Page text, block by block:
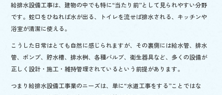
給排水設備工事は、建物の中でも特に“当たり前”として見られやすい分野
です。蛇口をひねれば水が出る、トイレを流せば排水される、キッチンや
浴室が清潔に使える。
こうした日常はとても自然に感じられますが、その裏側には給水管、排水
管、ポンプ、貯水槽、排水桝、各種バルブ、衛生器具など、多くの設備が
正しく設計・施工・維持管理されているという前提があります。
つまり給排水設備工事業のニーズは、単に“水道工事をする”ことではな